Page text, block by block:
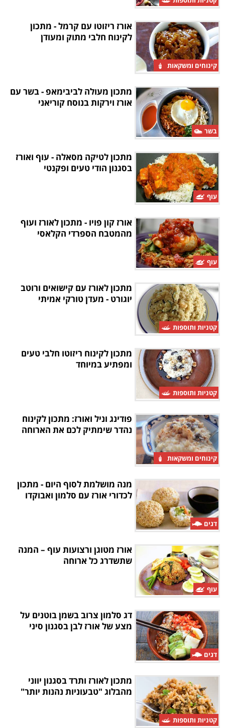
קינוחים ומשקאות
אורז ריזוטו עם קרמל - מתכון
לקינוח חלבי מתוק ומעודן
בשר
מתכון מעולה לביבימאפ - בשר עם
אורז וירקות בנוסח קוריאני
עוף
מתכון לטיקה מסאלה - עוף ואורז
בסגנון הודי טעים ופקנטי
עוף
אורז קון פויו - מתכון לאורז ועוף
מהמטבח הספרדי הקלאסי
קטניות ותוספות
מתכון לאורז עם קישואים ורוטב
יוגורט - מעדן טורקי אמיתי
קטניות ותוספות
מתכון לקינוח ריזוטו חלבי טעים
ומפתיע במיוחד
קינוחים ומשקאות
פודינג וניל ואורז: מתכון לקינוח
נהדר שימתיק לכם את הארוחה
דגים
מנה מושלמת לסוף היום - מתכון
לכדורי אורז עם סלמון ואבוקדו
עוף
אורז מטוגן ורצועות עוף – המנה
שתשדרג כל ארוחה
דגים
דג סלמון צרוב בשמן בוטנים על
מצע של אורז לבן בסגנון סיני
קטניות ותוספות
מתכון לאורז ותרד בסגנון יווני
מהבלוג "טבעוניות נהנות יותר"